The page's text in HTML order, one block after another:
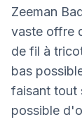
Zeeman
vaste offre
de fil à
bas
faisant tout
possible